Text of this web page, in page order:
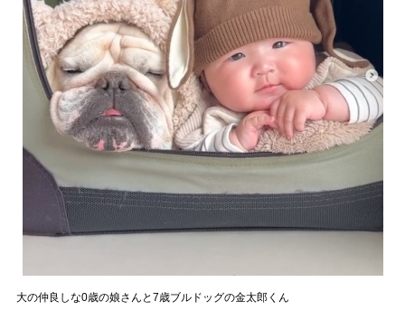
大の仲良しな0歳の娘さんと7歳ブルドッグの金太郎くん